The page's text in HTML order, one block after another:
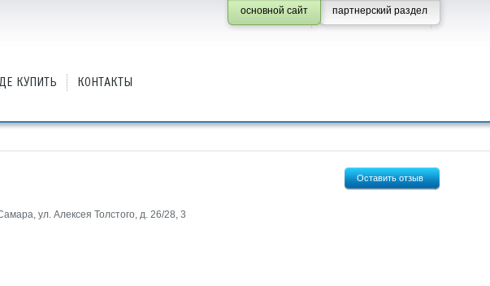
партнерский раздел
основной сайт
КУПИТЬ КОНТАКТЫ
Оставить отзыв
ул. Алексея Толстого, д. 26/28, 3